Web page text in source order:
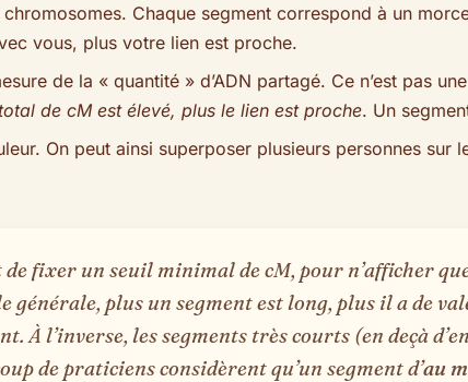
Chaque segment correspond à un
vous, plus votre lien est proche.
de la « quantité » d’ADN partagé. Ce n’est pas
de cM est élevé, plus le lien est proche. Un
On peut ainsi superposer plusieurs personnes sur
fixer un seuil minimal de cM, pour n’afficher
plus un segment est long, plus il a de
À l’inverse, les segments très courts (en deçà
de praticiens considèrent qu’un segment d’au